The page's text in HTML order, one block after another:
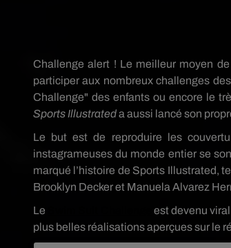
Challenge alert ! Le meilleur moyen
participer aux nombreux challenges
Challenge" des enfants ou encore le
Sports Illustrateda aussi lancé son
Le but est de reproduire les
instagrameuses du monde entier se
marqué l’histoire de Sports Illustrated,
Brooklyn Decker et Manuela Alvarez
Le
est devenu
plus belles réalisations aperçues sur le